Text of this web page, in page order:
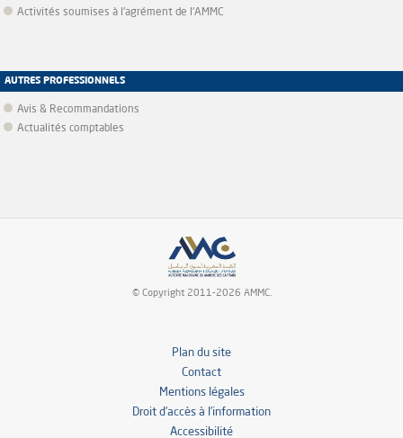
Activités soumises à l'agrément de l'AMMC
AUTRES PROFESSIONNELS
Avis & Recommandations
Actualités comptables
© Copyright 2011-2026 AMMC.
Plan du site
Contact
Mentions légales
Droit d’accès à l’information
Accessibilité